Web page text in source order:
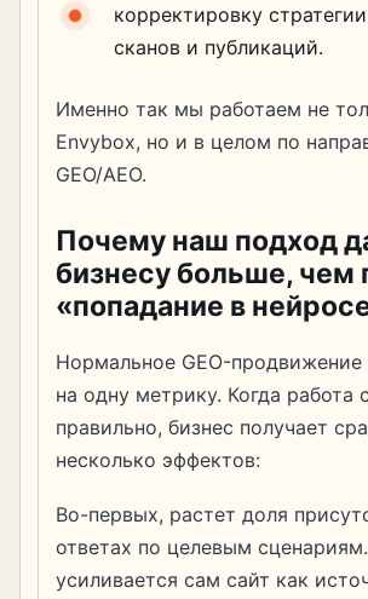
корректировку
сканов и публикаций.
Именно так мы работаем не
Envybox, но и в целом по
GEO/AEO.
Почему наш подход
бизнесу больше, чем
«попадание в
Нормальное GEO-продвижение
на одну метрику. Когда работа
правильно, бизнес получает
несколько эффектов:
Во-первых, растет доля
ответах по целевым
усиливается сам сайт как